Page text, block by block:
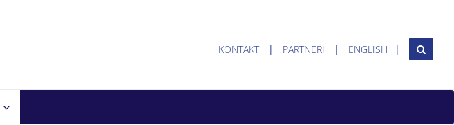
KONTAKT PARTNERI ENGLISH